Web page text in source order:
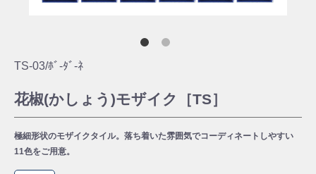
TS-03/ﾎﾞ-ﾀﾞ-ﾈ
花椒(かしょう)モザイク［TS］
極細形状のモザイクタイル。落ち着いた雰囲気でコーディネートしやすい
11色をご用意。